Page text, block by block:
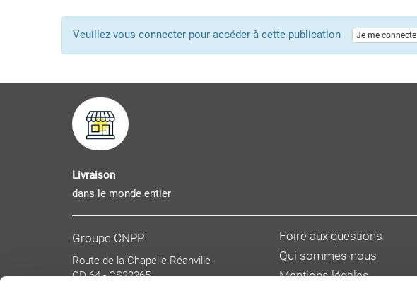
Veuillez vous connecter pour accéder à cette publication Je me connecte
Livraison
dans le monde entier
Groupe CNPP
Route de la Chapelle Réanville
CD 64 - CS22265
Foire aux questions
Qui sommes-nous
Mentions légales